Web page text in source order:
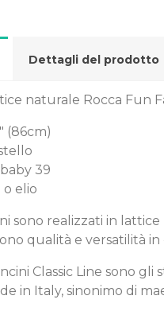
Dettagli del prodotto
naturale Rocca Fun
(86cm)
39
o elio
sono realizzati in
qualità e versatilità in
Classic Line sono
in Italy, sinonimo di